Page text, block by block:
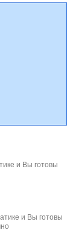
и Вы готовы
и Вы готовы